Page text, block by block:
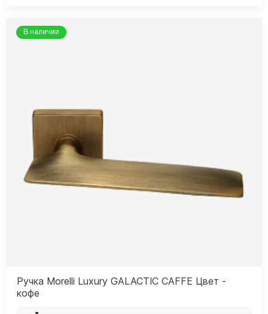
В наличии
Ручка Morelli Luxury GALACTIC CAFFE Цвет -
кофе